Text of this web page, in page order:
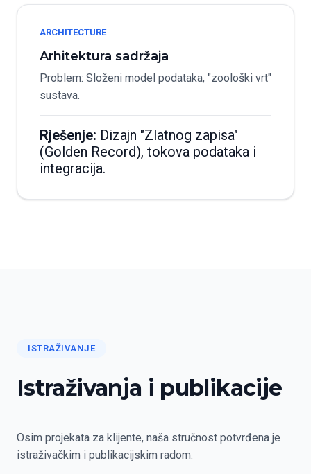
ARCHITECTURE
Arhitektura sadržaja
Problem: Složeni model podataka, "zoološki vrt"
sustava.
Rješenje: Dizajn "Zlatnog zapisa"
(Golden Record), tokova podataka i
integracija.
ISTRAŽIVANJE
Istraživanja i publikacije
Osim projekata za klijente, naša stručnost potvrđena je
istraživačkim i publikacijskim radom.